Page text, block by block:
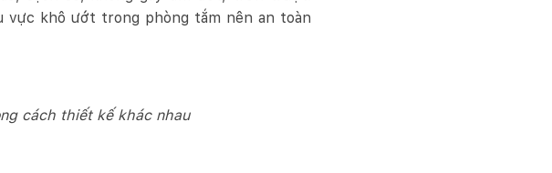
vực khô ướt trong phòng tắm nên an toàn
cách thiết kế khác nhau